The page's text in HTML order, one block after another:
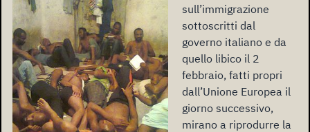
sull’immigrazione
sottoscritti dal
governo italiano e da
quello libico il 2
febbraio, fatti propri
dall’Unione Europea il
giorno successivo,
mirano a riprodurre la